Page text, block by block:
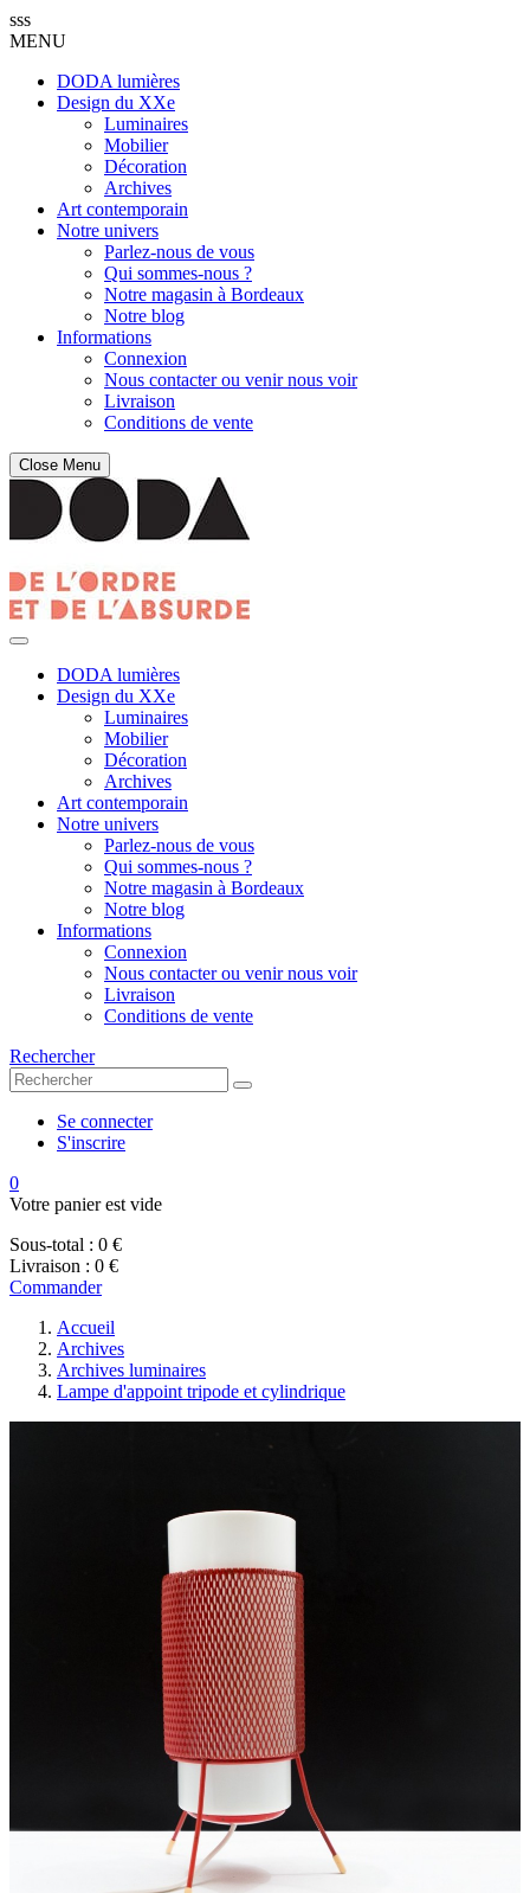
sss
MENU
DODA lumières
Design du XXe
Luminaires
Mobilier
Décoration
Archives
Art contemporain
Notre univers
Parlez-nous de vous
Qui sommes-nous ?
Notre magasin à Bordeaux
Notre blog
Informations
Connexion
Nous contacter ou venir nous voir
Livraison
Conditions de vente
Close Menu
DODA lumières
Design du XXe
Luminaires
Mobilier
Décoration
Archives
Art contemporain
Notre univers
Parlez-nous de vous
Qui sommes-nous ?
Notre magasin à Bordeaux
Notre blog
Informations
Connexion
Nous contacter ou venir nous voir
Livraison
Conditions de vente
Rechercher
Se connecter
S'inscrire
0
Votre panier est vide
Sous-total : 0 €
Livraison : 0 €
Commander
Accueil
Archives
Archives luminaires
Lampe d'appoint tripode et cylindrique